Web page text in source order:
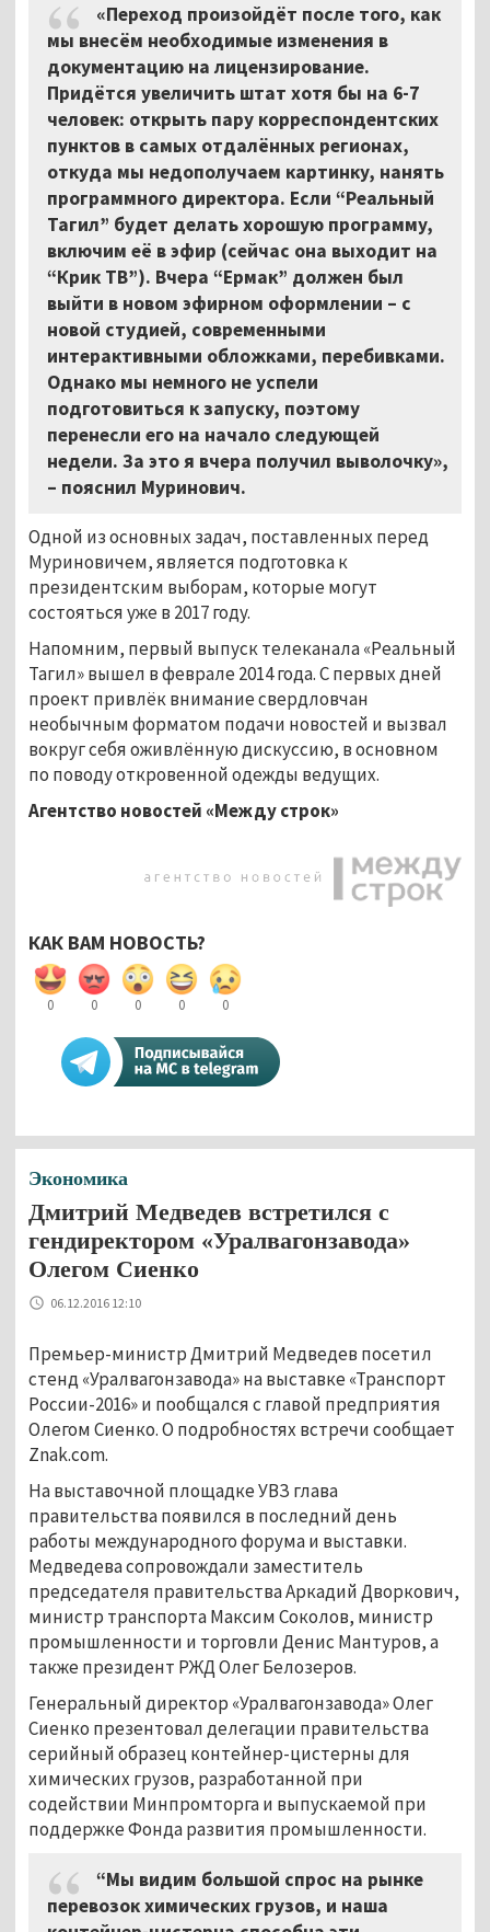
«Переход произойдёт после того, как
мы внесём необходимые изменения в
документацию на лицензирование.
Придётся увеличить штат хотя бы на 6-7
человек: открыть пару корреспондентских
пунктов в самых отдалённых регионах,
откуда мы недополучаем картинку, нанять
программного директора. Если “Реальный
Тагил” будет делать хорошую программу,
включим её в эфир (сейчас она выходит на
“Крик ТВ”). Вчера “Ермак” должен был
выйти в новом эфирном оформлении – с
новой студией, современными
интерактивными обложками, перебивками.
Однако мы немного не успели
подготовиться к запуску, поэтому
перенесли его на начало следующей
недели. За это я вчера получил выволочку»,
– пояснил Муринович.
Одной из основных задач, поставленных перед
Муриновичем, является подготовка к
президентским выборам, которые могут
состояться уже в 2017 году.
Напомним, первый выпуск телеканала «Реальный
Тагил» вышел в феврале 2014 года. С первых дней
проект привлёк внимание свердловчан
необычным форматом подачи новостей и вызвал
вокруг себя оживлённую дискуссию, в основном
по поводу откровенной одежды ведущих.
Агентство новостей «Между строк»
КАК ВАМ НОВОСТЬ?
0 0 0 0 0
Экономика
Дмитрий Медведев встретился с
гендиректором «Уралвагонзавода»
Олегом Сиенко
06.12.2016 12:10
Премьер-министр Дмитрий Медведев посетил
стенд «Уралвагонзавода» на выставке «Транспорт
России-2016» и пообщался с главой предприятия
Олегом Сиенко. О подробностях встречи сообщает
Znak.com.
На выставочной площадке УВЗ глава
правительства появился в последний день
работы международного форума и выставки.
Медведева сопровождали заместитель
председателя правительства Аркадий Дворкович,
министр транспорта Максим Соколов, министр
промышленности и торговли Денис Мантуров, а
также президент РЖД Олег Белозеров.
Генеральный директор «Уралвагонзавода» Олег
Сиенко презентовал делегации правительства
серийный образец контейнер-цистерны для
химических грузов, разработанной при
содействии Минпромторга и выпускаемой при
поддержке Фонда развития промышленности.
“Мы видим большой спрос на рынке
перевозок химических грузов, и наша